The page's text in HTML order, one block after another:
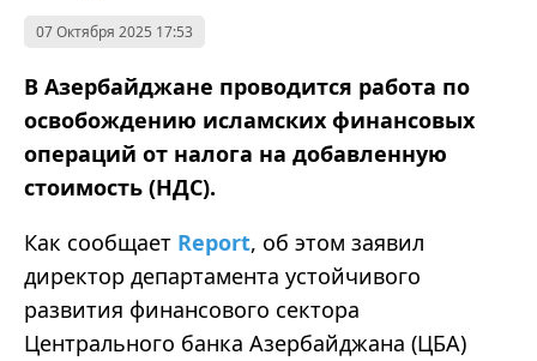
07 Октября 2025 17:53
В Азербайджане проводится работа по
освобождению исламских финансовых
операций от налога на добавленную
стоимость (НДС).
Как сообщает Report, об этом заявил
директор департамента устойчивого
развития финансового сектора
Центрального банка Азербайджана (ЦБА)